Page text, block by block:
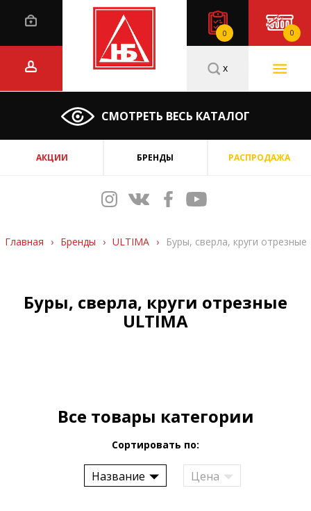
0 0
СМОТРЕТЬ ВЕСЬ КАТАЛОГ
x
АКЦИИ БРЕНДЫ РАСПРОДАЖА
Главная › Бренды › ULTIMA › Буры, сверла, круги отрезные
Буры, сверла, круги отрезные
ULTIMA
Все товары категории
Сортировать по:
Название Цена